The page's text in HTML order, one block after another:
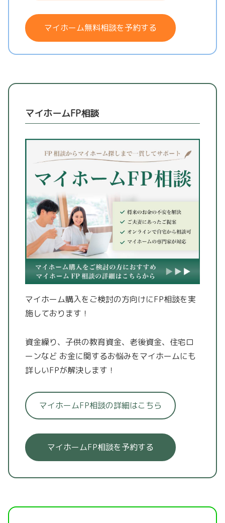
マイホーム無料相談を予約する
マイホームFP相談
マイホーム購入をご検討の方向けにFP相談を実
施しております！
資金繰り、子供の教育資金、老後資金、住宅ロ
ーンなど お金に関するお悩みをマイホームにも
詳しいFPが解決します！
マイホームFP相談の詳細はこちら
マイホームFP相談を予約する